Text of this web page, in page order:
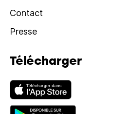
Contact
Presse
Télécharger